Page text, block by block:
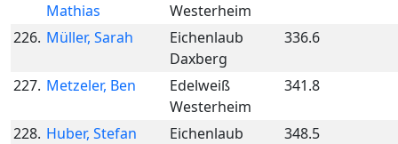
Mathias
Westerheim
226. Müller, Sarah
Eichenlaub
Daxberg
336.6
227. Metzeler, Ben
Edelweiß
Westerheim
341.8
228. Huber, Stefan
Eichenlaub
348.5